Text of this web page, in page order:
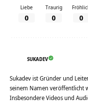
Liebe
0
Traurig
0 0
SUKADEV
Sukadev ist Gründer und
seinem Namen veröffentlicht
Insbesondere Videos und